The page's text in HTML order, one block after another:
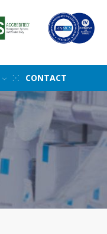
CONTACT